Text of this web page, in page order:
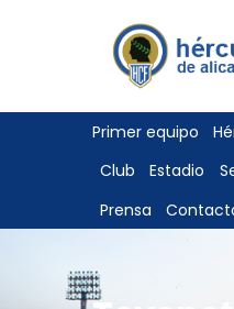
Primer equipo
Club
Estadio
Prensa
ENTRADAS
TIENDA